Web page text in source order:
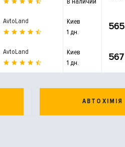
AvtoLand
Киев
1 дн.
565
AvtoLand
Киев
1 дн.
567
АВТОХІМІЯ